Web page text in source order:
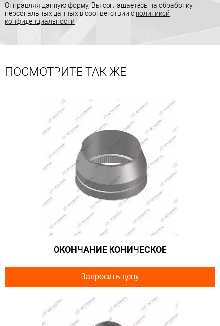
Отправляя данную форму, Вы соглашаетесь на обработку
персональных данных в соответствии с политикой
конфиденциальности
ПОСМОТРИТЕ ТАК ЖЕ
ОКОНЧАНИЕ КОНИЧЕСКОЕ
Запросить цену